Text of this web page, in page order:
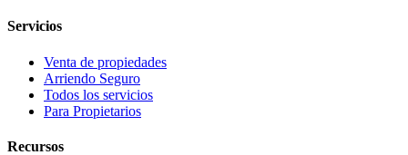
Servicios
Venta de propiedades
Arriendo Seguro
Todos los servicios
Para Propietarios
Recursos